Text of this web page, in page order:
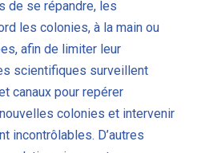
de se répandre, les
les colonies, à la main ou
afin de limiter leur
scientifiques surveillent
canaux pour repérer
colonies et intervenir
incontrôlables. D’autres